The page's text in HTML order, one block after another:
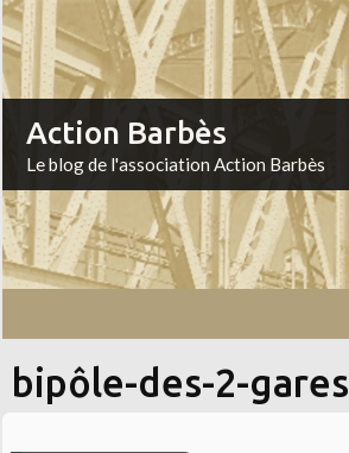
Action Barbès
Le blog de l'association Action Barbès
bipôle-des-2-gares